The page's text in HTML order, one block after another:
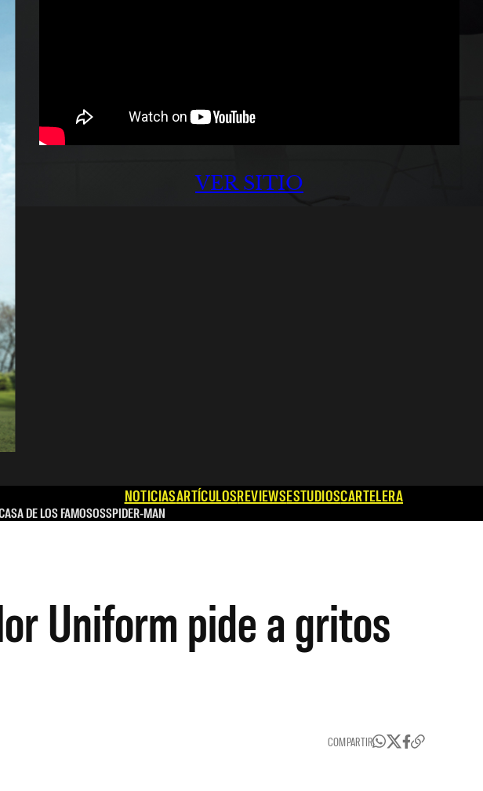
VER SITIO
NOTICIASARTÍCULOSREVIEWSESTUDIOSCARTELERA
DE LOS FAMOSOSSPIDER-MAN
Uniform pide a gritos
COMPARTIR